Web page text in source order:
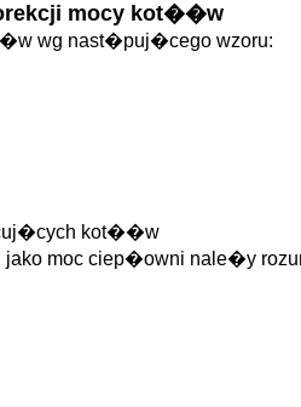
mocy kot��w
wg nast�puj�cego wzoru:
kot��w
jako moc ciep�owni nale�y